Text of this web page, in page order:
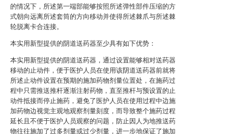
的情况下，所述第一端部能够按照所述弹性部件压缩的方
式朝向远离所述套筒的方向移动并使得所述棘爪与所述棘
轮脱离卡合连接。
本实用新型提供的阴道送药器至少具有如下优势：
本实用新型提供的阴道送药器，通过设置能够相对送药器
移动的止动件，便于医护人员在使用该阴道送药器前就将
所述止动件设置在预期的施加药物剂量位置处，在施药过
程中只需推送推杆逐渐注射药物，直至推杆与预设置的止
动件抵接而停止施药，避免了医护人员在使用过程中边施
加药物边视觉主观地观察剂量刻度，而导致整个施药过程
延长且不便于医护人员观察的问题，防止因人为地推送药
物往往施加了过多剂量或过少剂量，进一步地保证了施加